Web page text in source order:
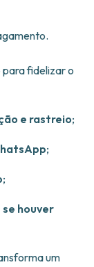
para fidelizar o
e rastreio;
;
;
se houver
um